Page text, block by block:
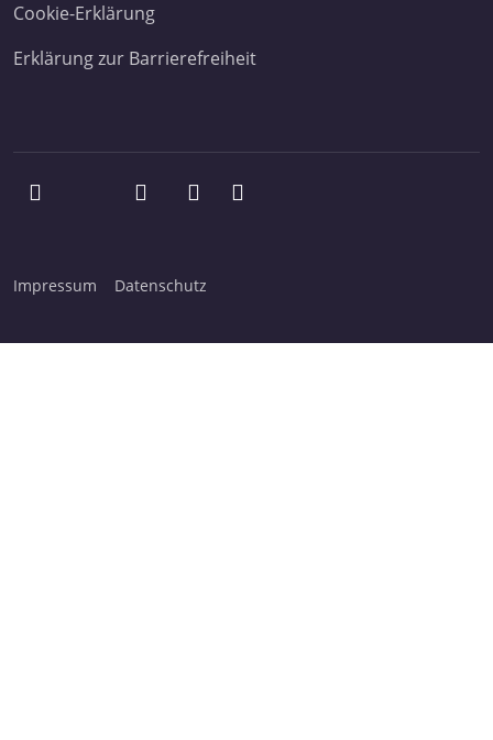
Cookie-Erklärung
Erklärung zur Barrierefreiheit
Impressum Datenschutz